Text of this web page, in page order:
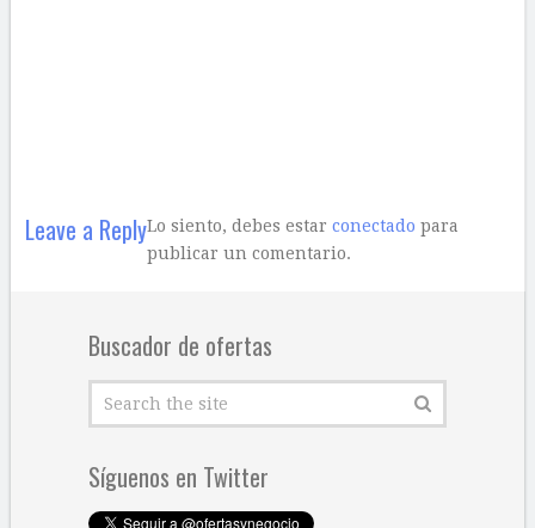
Leave a ReplyLo siento, debes estar conectado para
publicar un comentario.
Buscador de ofertas
Síguenos en Twitter